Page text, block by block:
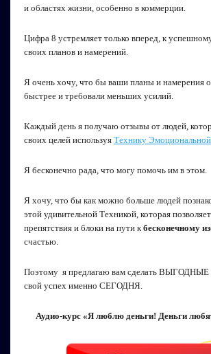
и областях жизни, особенно в коммерции.
Цифра 8 устремляет только вперед, к
своих планов и намерений.
Я очень хочу, что бы ваши планы и намерения
быстрее и требовали меньших усилий.
Каждый день я получаю отзывы от людей,
своих целей используя Технику
Я бесконечно рада, что могу помочь им в этом.
Я хочу, что бы как можно больше людей
этой удивительной Техникой, которая
препятствия и блоки на пути к бесконечному
счастью.
Поэтому я предлагаю вам сделать
свой успех именно СЕГОДНЯ.
Аудио-курс «Я люблю деньги! Деньги